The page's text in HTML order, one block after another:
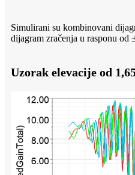
Simulirani su kombinovani
dijagram zračenja u rasponu od
Uzorak elevacije od